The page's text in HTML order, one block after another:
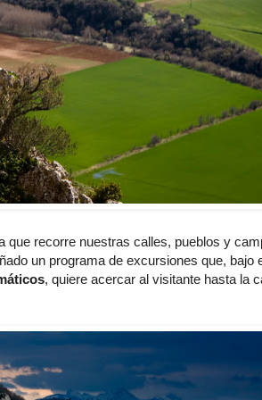
que recorre nuestras calles, pueblos y
un programa de excursiones que, bajo
, quiere acercar al visitante hasta la